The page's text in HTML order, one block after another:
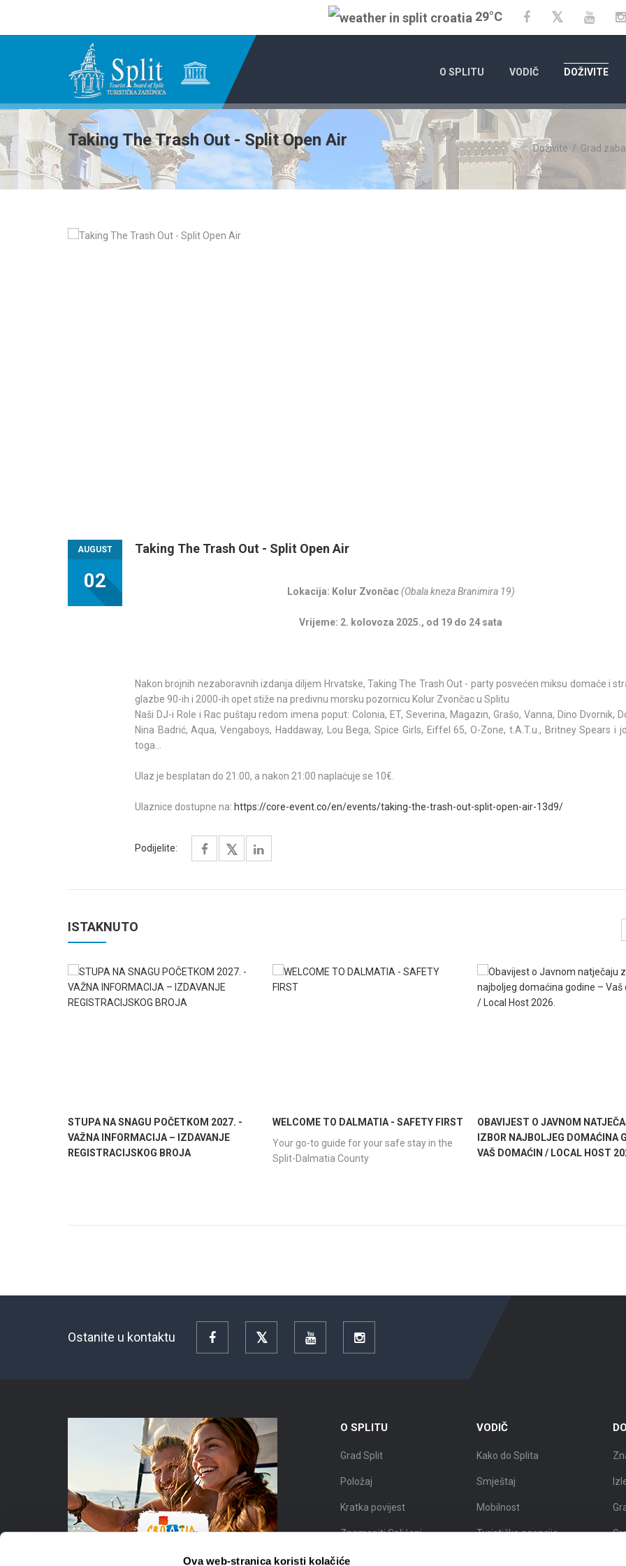
Ova web-stranica koristi kolačiće
29°C FacebookTwitter
O SPLITU VODIČ DOŽIVITE
Taking The Trash Out - Split Open Air Doživite / Grad
AUGUST
02
Taking The Trash Out - Split Open Air
Lokacija: Kolur Zvončac(Obala kneza Branimira 19)
Vrijeme: 2. kolovoza 2025., od 19 do 24 sata
Nakon brojnih nezaboravnih izdanja diljem Hrvatske, Taking The Trash Out - party posvećen miksu domaće i
glazbe 90-ih i 2000-ih opet stiže na predivnu morsku pozornicu Kolur Zvončac u Splitu
Naši DJ-i Role i Rac puštaju redom imena poput: Colonia, ET, Severina, Magazin, Grašo, Vanna, Dino Dvornik,
Nina Badrić, Aqua, Vengaboys, Haddaway, Lou Bega, Spice Girls, Eiffel 65, O-Zone, t.A.T.u., Britney Spears i
toga…
Ulaz je besplatan do 21:00, a nakon 21:00 naplaćuje se 10€.
Ulaznice dostupne na: https://core-event.co/en/events/taking-the-trash-out-split-open-air-13d9/
Podijelite:
ISTAKNUTO
STUPA NA SNAGU POČETKOM 2027. -
VAŽNA INFORMACIJA – IZDAVANJE
REGISTRACIJSKOG BROJA
WELCOME TO DALMATIA - SAFETY FIRST
Your go-to guide for your safe stay in the
Split-Dalmatia County
OBAVIJEST O JAVNOM
IZBOR NAJBOLJEG DOMAĆINA
VAŠ DOMAĆIN / LOCAL HOST
15.
Ostanite u kontaktu Facebook YouTube Instagram
O SPLITU
Grad Split
Položaj
Kratka povijest
Znameniti Splićani
Interaktivna karta Splita
VODIČ
Kako do Splita
Smještaj
Mobilnost
Turističke agencije